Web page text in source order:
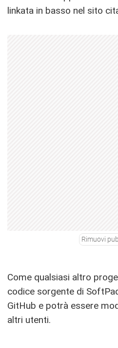
linkata in basso nel sito
Rimuovi
Come qualsiasi altro
codice sorgente di
GitHub e potrà essere
altri utenti.